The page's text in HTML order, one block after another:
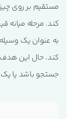
مستقیم بر روی
کند. مرحله میانه
به عنوان یک
کند، حال این هدف
جستجو باشد یا